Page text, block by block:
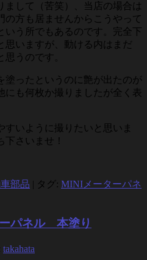
まして（苦笑）、当店の場合は
の方も居ませんからこうやって
いう所でもあるのです。完全下
思いますが、動ける内はまだ
うのです。
塗ったというのに艶が出たのが
にも何枚か撮りましたが全く表
いように撮りたいと思いま
さいませ！
部品 | タグ: MINIメーターパネ
パネル 本塗り
takahata